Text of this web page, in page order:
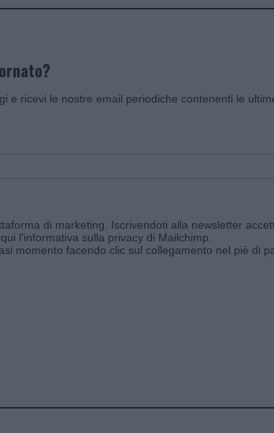
e ricevi le nostre email periodiche contenenti le
di marketing. Iscrivendoti alla newsletter
l'informativa sulla privacy di Mailchimp
momento facendo clic sul collegamento nel piè di